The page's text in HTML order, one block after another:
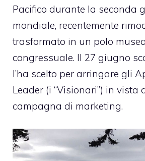
Pacifico durante la seconda
mondiale, recentemente
trasformato in un polo
congressuale. Il 27 giugno
l’ha scelto per arringare gli
Leader (i “Visionari”) in vista
campagna di marketing.